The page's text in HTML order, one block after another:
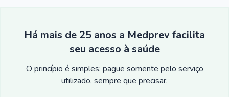
Há mais de 25 anos a Medprev facilita
seu acesso à saúde
O princípio é simples: pague somente pelo serviço
utilizado, sempre que precisar.